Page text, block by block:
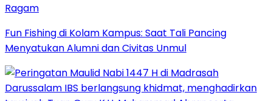
Ragam
Fun Fishing di Kolam Kampus: Saat Tali Pancing
Menyatukan Alumni dan Civitas Unmul